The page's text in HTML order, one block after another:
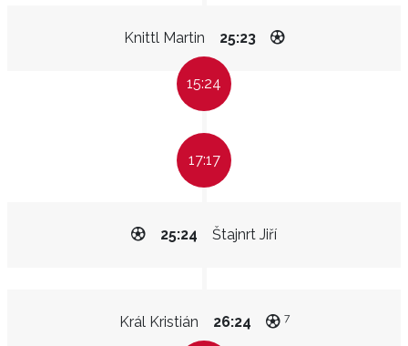
Knittl Martin 25:23
15:24
17:17
Štajnrt Jiří
25:24
Král Kristián 26:24 7